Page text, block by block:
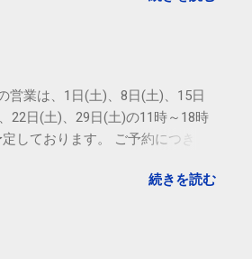
- Twilog To stop
by Google Google Inc., 1600
Mountain View, CA 94043,
営業は、1日(土)、8日(土)、15日
22日(土)、29日(土)の11時～18時
定しております。 ご予約につきま
電話に出られないことがあります
ご予約、お問い合わせは
続きを読む